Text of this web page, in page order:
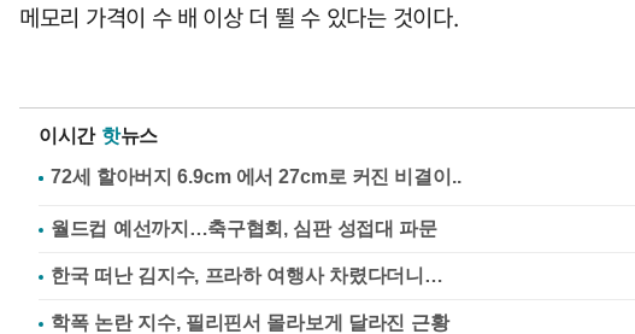
메모리 가격이 수 배 이상 더 뛸 수 있다는 것이다.
이시간 핫뉴스
월드컵 예선까지…축구협회, 심판 성접대 파문
한국 떠난 김지수, 프라하 여행사 차렸다더니…
학폭 논란 지수, 필리핀서 몰라보게 달라진 근황